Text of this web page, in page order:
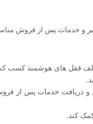
و خدمات پس از فروش
قفل ‌های هوشمند کسب
و دریافت خدمات پس از
کند.